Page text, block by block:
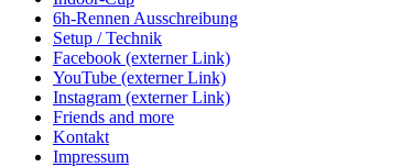
6h-Rennen Ausschreibung
Setup / Technik
Facebook (externer Link)
YouTube (externer Link)
Instagram (externer Link)
Friends and more
Kontakt
Impressum